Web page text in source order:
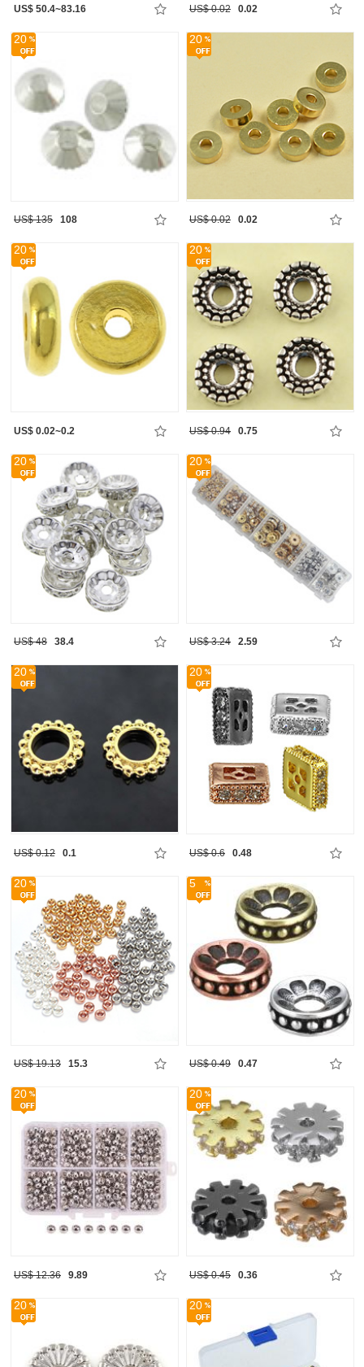
US$ 50.4~83.16 US$ 0.02 0.02
20
US$ 135 108
20
US$ 0.02 0.02
20
US$ 0.02~0.2
20
US$ 0.94 0.75
20
US$ 48 38.4
20
US$ 3.24 2.59
20
US$ 0.12 0.1
20
US$ 0.6 0.48
20
US$ 19.13 15.3
5
US$ 0.49 0.47
20
US$ 12.36 9.89
20
US$ 0.45 0.36
20 20